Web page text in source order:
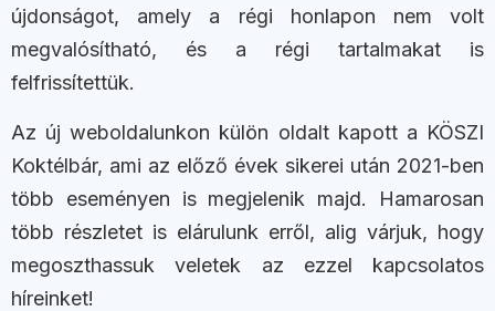
újdonságot, amely a régi honlapon nem volt
megvalósítható, és a régi tartalmakat is
felfrissítettük.
Az új weboldalunkon külön oldalt kapott a KÖSZI
Koktélbár, ami az előző évek sikerei után 2021-ben
több eseményen is megjelenik majd. Hamarosan
több részletet is elárulunk erről, alig várjuk, hogy
megoszthassuk veletek az ezzel kapcsolatos
híreinket!